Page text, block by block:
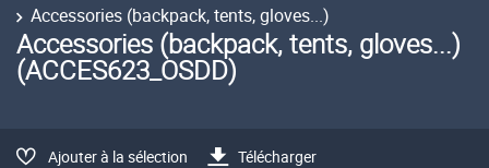
Accessories (backpack, tents, gloves...)
Accessories (backpack, tents, gloves...)
(ACCES623_OSDD)
Ajouter à la sélection Télécharger